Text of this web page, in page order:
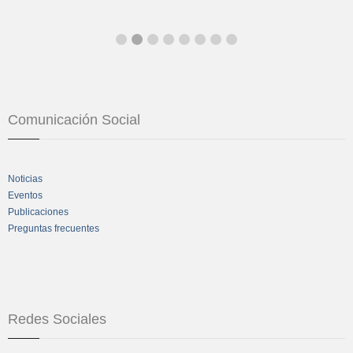
Comunicación Social
Noticias
Eventos
Publicaciones
Preguntas frecuentes
Redes Sociales